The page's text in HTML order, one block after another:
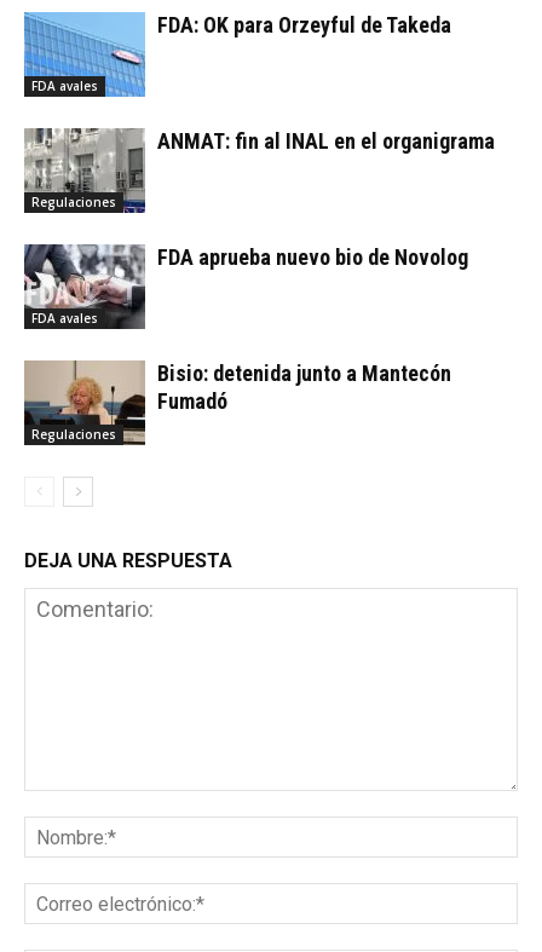
FDA avales
FDA: OK para Orzeyful de Takeda
Regulaciones
ANMAT: fin al INAL en el organigrama
FDA avales
FDA aprueba nuevo bio de Novolog
Regulaciones
Bisio: detenida junto a Mantecón
Fumadó
DEJA UNA RESPUESTA